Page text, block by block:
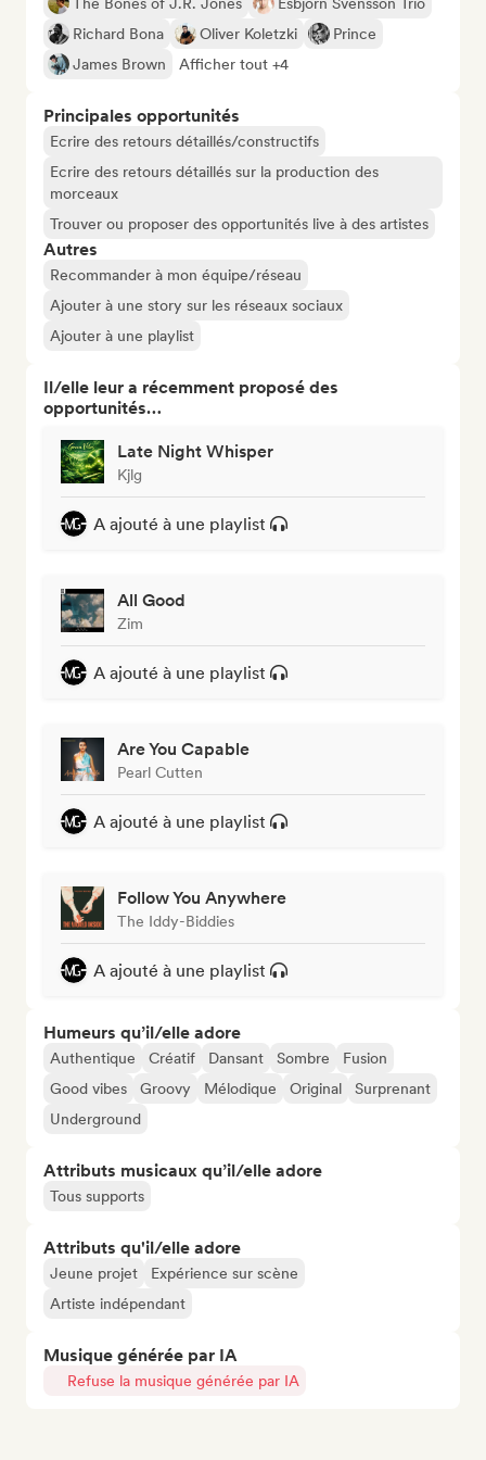
Richard Bona
Oliver Koletzki
Prince
James Brown
Afficher tout +4
Principales opportunités
Ecrire des retours détaillés/constructifs
Ecrire des retours détaillés sur la production des
morceaux
Trouver ou proposer des opportunités live à des artistes
Autres
Recommander à mon équipe/réseau
Ajouter à une story sur les réseaux sociaux
Ajouter à une playlist
Il/elle leur a récemment proposé des
opportunités…
Late Night Whisper
Kjlg
A ajouté à une playlist
All Good
Zim
A ajouté à une playlist
Are You Capable
Pearl Cutten
A ajouté à une playlist
Follow You Anywhere
The Iddy-Biddies
A ajouté à une playlist
Humeurs qu’il/elle adore
Authentique Créatif Dansant Sombre
Fusion
Good vibes
Groovy Mélodique Original
Surprenant
Underground
Attributs musicaux qu’il/elle adore
Tous supports
Attributs qu'il/elle adore
Jeune projet
Expérience sur scène
Artiste indépendant
Musique générée par IA
Refuse la musique générée par IA